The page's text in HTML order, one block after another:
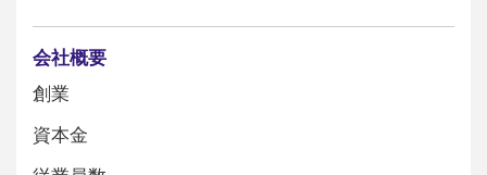
会社概要
創業
資本金